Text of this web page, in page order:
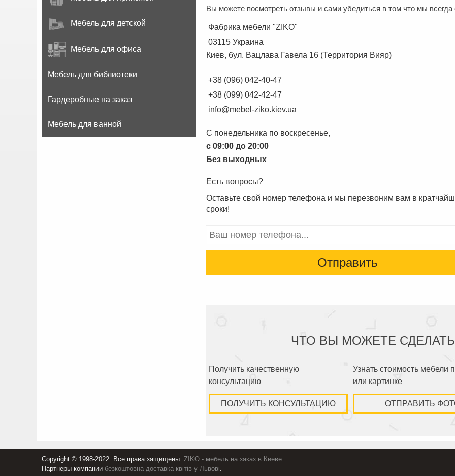
Мебель для детской
Мебель для офиса
Мебель для библиотеки
Гардеробные на заказ
Мебель для ванной
Вы можете посмотреть отзывы и сами убедиться в том что мы
Фабрика мебели "ZIKO"
03115 Украина
Киев, бул. Вацлава Гавела 16 (Территория Вияр)
+38 (096) 042-40-47
+38 (099) 042-42-47
info@mebel-ziko.kiev.ua
С понедельника по воскресенье,
с 09:00 до 20:00
Без выходных
Есть вопросы?
Оставьте свой номер телефона и мы перезвоним вам в
сроки!
ЧТО ВЫ МОЖЕТЕ
Получить качественную
консультацию
ПОЛУЧИТЬ КОНСУЛЬТАЦИЮ
Узнать стоимость мебели
или картинке
ОТПРАВИТЬ
Copyright © 1998-2022. Все права защищены. ZIKO - мебель на заказ в Киеве.
Партнеры компании безкоштовна доставка квітів у Львові.